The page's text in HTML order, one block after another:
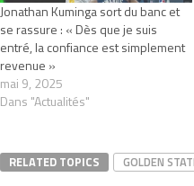
Jonathan Kuminga sort du banc et
se rassure : « Dès que je suis
entré, la confiance est simplement
revenue »
mai 9, 2025
Dans "Actualités"
RELATED TOPICS GOLDEN